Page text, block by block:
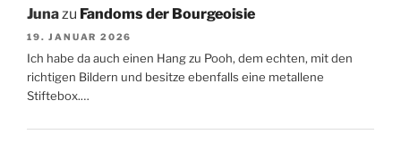
Junazu Fandoms der Bourgeoisie
19. JANUAR 2026
Ich habe da auch einen Hang zu Pooh, dem echten, mit den
richtigen Bildern und besitze ebenfalls eine metallene
Stiftebox.…